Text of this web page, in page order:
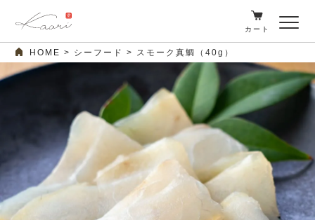
カート
HOME シーフード スモーク真鯛（40g）